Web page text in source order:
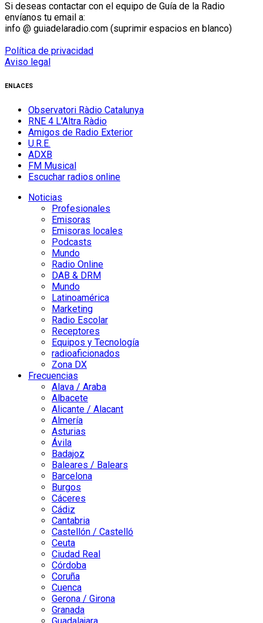
Si deseas contactar con el equipo de Guía de la Radio
envíanos tu email a:
info @ guiadelaradio.com (suprimir espacios en blanco)
Política de privacidad
Aviso legal
ENLACES
Observatori Ràdio Catalunya
RNE 4 L'Altra Ràdio
Amigos de Radio Exterior
U.R.E.
ADXB
FM Musical
Escuchar radios online
Noticias
Profesionales
Emisoras
Emisoras locales
Podcasts
Mundo
Radio Online
DAB & DRM
Mundo
Latinoamérica
Marketing
Radio Escolar
Receptores
Equipos y Tecnología
radioaficionados
Zona DX
Frecuencias
Alava / Araba
Albacete
Alicante / Alacant
Almería
Asturias
Ávila
Badajoz
Baleares / Balears
Barcelona
Burgos
Cáceres
Cádiz
Cantabria
Castellón / Castelló
Ceuta
Ciudad Real
Córdoba
Coruña
Cuenca
Gerona / Girona
Granada